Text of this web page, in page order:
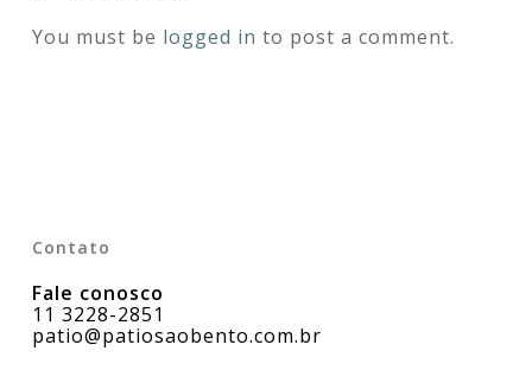
You must be logged in to post a comment.
Contato
Fale conosco
11 3228-2851
patio@patiosaobento.com.br